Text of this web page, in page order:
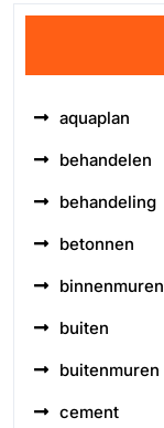
aquaplan
behandelen
behandeling
betonnen
binnenmuren
buiten
buitenmuren
cement